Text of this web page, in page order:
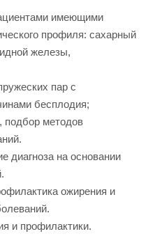
имеющими
профиля: сахарный
железы,
пар с
бесплодия;
подбор методов
диагноза на основании
ожирения и
и профилактики.